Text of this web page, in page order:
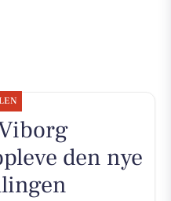
den nye